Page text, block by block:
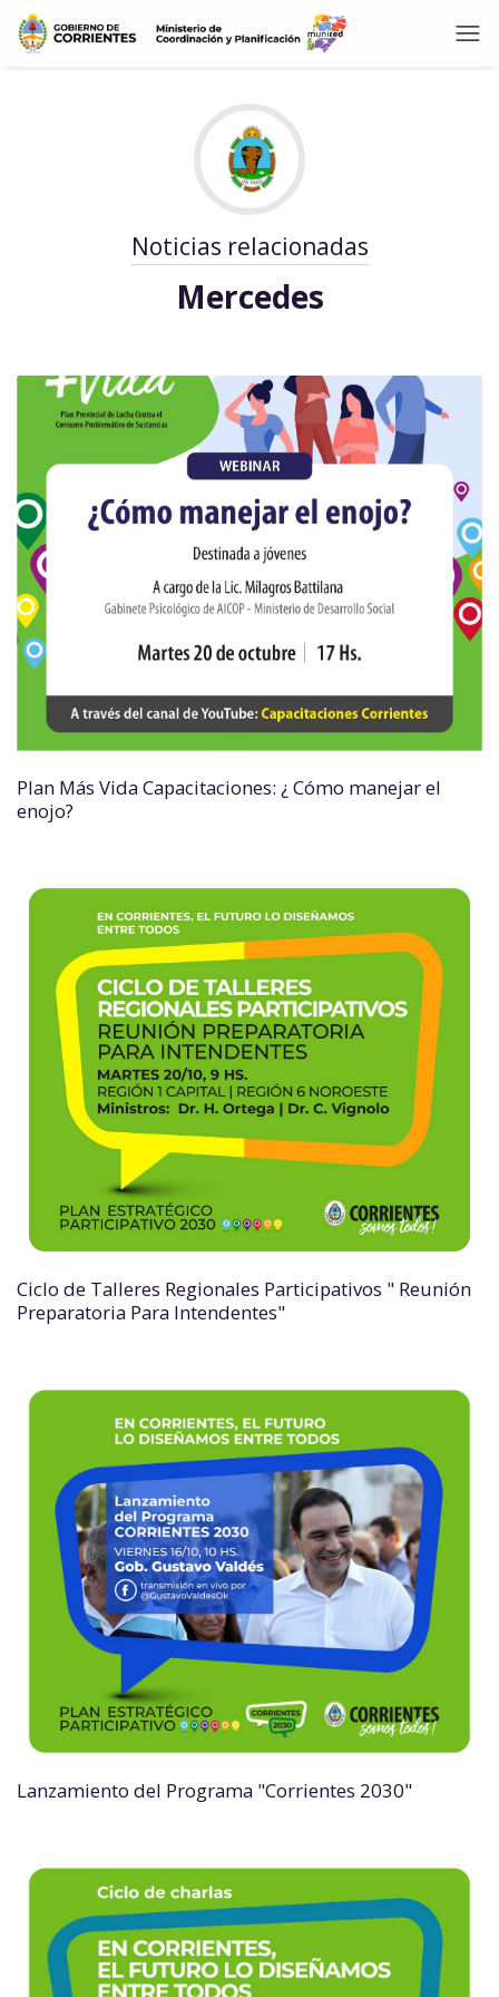
Noticias relacionadas
Mercedes
Plan Más Vida Capacitaciones: ¿ Cómo manejar el
enojo?
Ciclo de Talleres Regionales Participativos " Reunión
Preparatoria Para Intendentes"
Lanzamiento del Programa "Corrientes 2030"